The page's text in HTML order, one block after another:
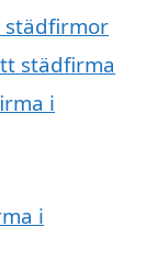
städfirmor
städfirma
i
i